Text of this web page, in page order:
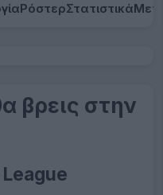
ΡόστερΣτατιστικά
βρεις στην